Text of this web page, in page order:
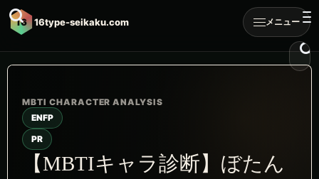
16 16type-seikaku.com メニュー
ENFP
PR
【MBTIキャラ診断】ぼたん